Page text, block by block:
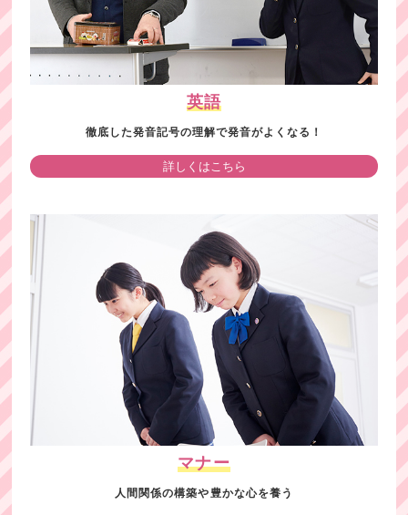
英語
徹底した発音記号の理解で発音がよくなる！
詳しくはこちら
マナー
人間関係の構築や豊かな心を養う